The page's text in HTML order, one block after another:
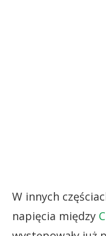
W innych
napięcia między